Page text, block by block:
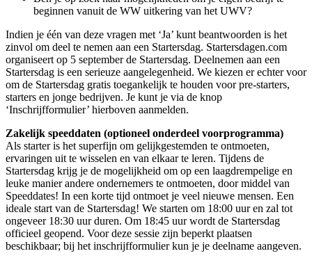
beginnen vanuit de WW uitkering van het UWV?
Indien je één van deze vragen met ‘Ja’ kunt beantwoorden is het
zinvol om deel te nemen aan een Startersdag. Startersdagen.com
organiseert op 5 september de Startersdag. Deelnemen aan een
Startersdag is een serieuze aangelegenheid. We kiezen er echter voor
om de Startersdag gratis toegankelijk te houden voor pre-starters,
starters en jonge bedrijven. Je kunt je via de knop
‘Inschrijfformulier’ hierboven aanmelden.
Zakelijk speeddaten (optioneel onderdeel voorprogramma)
Als starter is het superfijn om gelijkgestemden te ontmoeten,
ervaringen uit te wisselen en van elkaar te leren. Tijdens de
Startersdag krijg je de mogelijkheid om op een laagdrempelige en
leuke manier andere ondernemers te ontmoeten, door middel van
Speeddates! In een korte tijd ontmoet je veel nieuwe mensen. Een
ideale start van de Startersdag! We starten om 18:00 uur en zal tot
ongeveer 18:30 uur duren. Om 18:45 uur wordt de Startersdag
officieel geopend. Voor deze sessie zijn beperkt plaatsen
beschikbaar; bij het inschrijfformulier kun je je deelname aangeven.